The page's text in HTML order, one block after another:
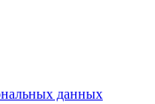
данных